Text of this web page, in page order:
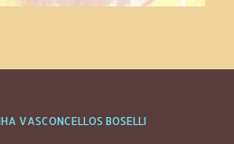
VASCONCELLOS BOSELLI